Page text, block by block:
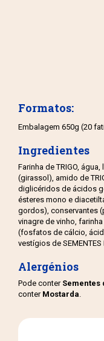
Formatos:
Embalagem 650g (20
Ingredientes
Farinha de TRIGO,
(girassol), amido de
diglicéridos de ácidos
ésteres mono e
gordos), conservantes
vinagre de vinho,
(fosfatos de cálcio,
vestígios de SEMENTES
Alergénios
Pode conter Sementes
conter Mostarda.